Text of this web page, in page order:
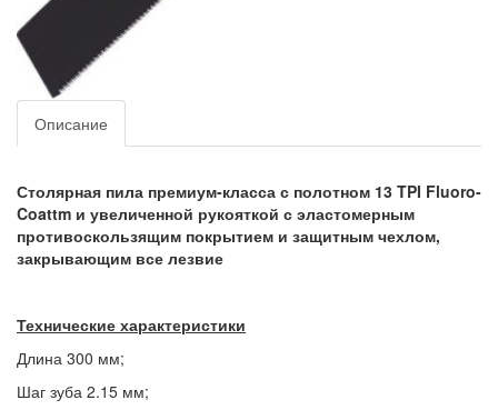
Описание
Столярная пила премиум-класса с полотном 13 TPI Fluoro-
Coattm и увеличенной рукояткой с эластомерным
противоскользящим покрытием и защитным чехлом,
закрывающим все лезвие
Технические характеристики
Длина 300 мм;
Шаг зуба 2.15 мм;